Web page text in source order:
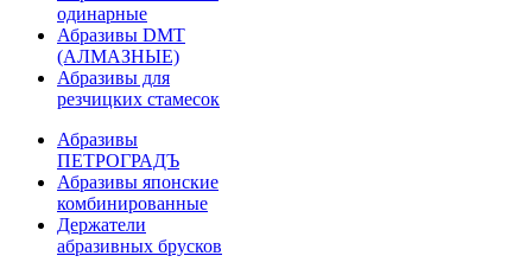
одинарные
Абразивы DMT
(АЛМАЗНЫЕ)
Абразивы для
резчицких стамесок
Абразивы
ПЕТРОГРАДЪ
Абразивы японские
комбинированные
Держатели
абразивных брусков